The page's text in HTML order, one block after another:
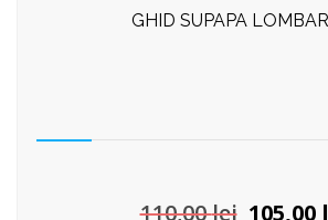
GHID SUPAPA
110,00lei Prețul
105,00